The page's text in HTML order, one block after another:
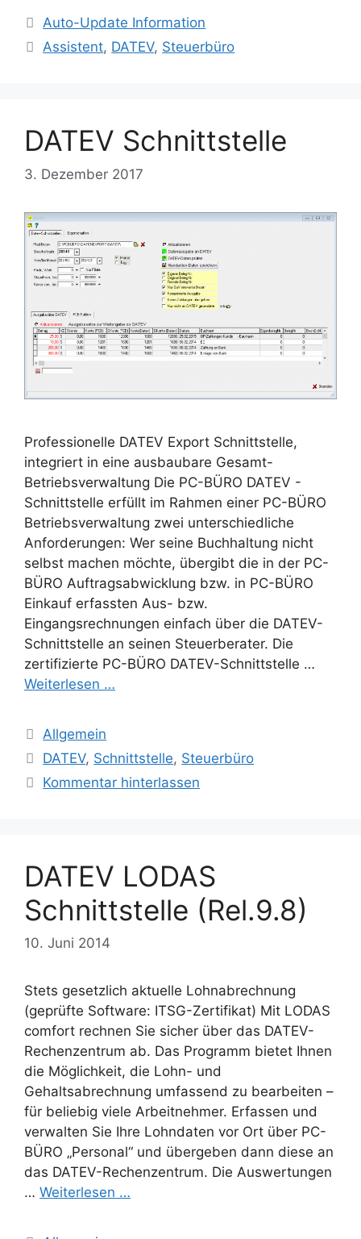
Kategorien
Auto-Update Information
Schlagwörter
Assistent, DATEV, Steuerbüro
DATEV Schnittstelle
3. Dezember 2017
Professionelle DATEV Export Schnittstelle,
integriert in eine ausbaubare Gesamt-
Betriebsverwaltung Die PC-BÜRO DATEV -
Schnittstelle erfüllt im Rahmen einer PC-BÜRO
Betriebsverwaltung zwei unterschiedliche
Anforderungen: Wer seine Buchhaltung nicht
selbst machen möchte, übergibt die in der PC-
BÜRO Auftragsabwicklung bzw. in PC-BÜRO
Einkauf erfassten Aus- bzw.
Eingangsrechnungen einfach über die DATEV-
Schnittstelle an seinen Steuerberater. Die
zertifizierte PC-BÜRO DATEV-Schnittstelle …
Weiterlesen …
Kategorien
Allgemein
Schlagwörter
DATEV, Schnittstelle, Steuerbüro
Kommentar hinterlassen
DATEV LODAS
Schnittstelle (Rel.9.8)
10. Juni 2014
Stets gesetzlich aktuelle Lohnabrechnung
(geprüfte Software: ITSG-Zertifikat) Mit LODAS
comfort rechnen Sie sicher über das DATEV-
Rechenzentrum ab. Das Programm bietet Ihnen
die Möglichkeit, die Lohn- und
Gehaltsabrechnung umfassend zu bearbeiten –
für beliebig viele Arbeitnehmer. Erfassen und
verwalten Sie Ihre Lohndaten vor Ort über PC-
BÜRO „Personal“ und übergeben dann diese an
das DATEV-Rechenzentrum. Die Auswertungen
… Weiterlesen …